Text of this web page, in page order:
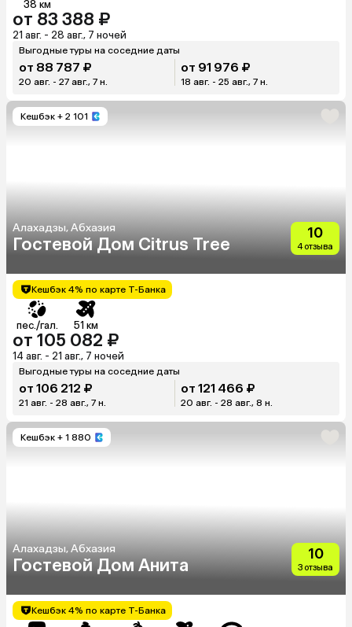
38 км
от 83 388 ₽
21 авг. - 28 авг., 7 ночей
Выгодные туры на соседние даты
от 88 787 ₽
20 авг. - 27 авг., 7 н.
от 91 976 ₽
18 авг. - 25 авг., 7 н.
Кешбэк + 2 101
Алахадзы, Абхазия
Гостевой Дом Citrus Tree
10
4 отзыва
Кешбэк 4% по карте Т-Банка
пес./гал. 51 км
от 105 082 ₽
14 авг. - 21 авг., 7 ночей
Выгодные туры на соседние даты
от 106 212 ₽
21 авг. - 28 авг., 7 н.
от 121 466 ₽
20 авг. - 28 авг., 8 н.
Кешбэк + 1 880
Алахадзы, Абхазия
Гостевой Дом Анита
10
3 отзыва
Кешбэк 4% по карте Т-Банка